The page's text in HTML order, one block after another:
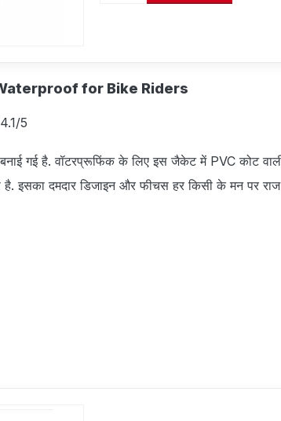
for Bike Riders
5
गई है. वॉटरप्रूफिंक के लिए इस जैकेट में PVC कोट
है. इसका दमदार डिजाइन और फीचस हर किसी के मन पर